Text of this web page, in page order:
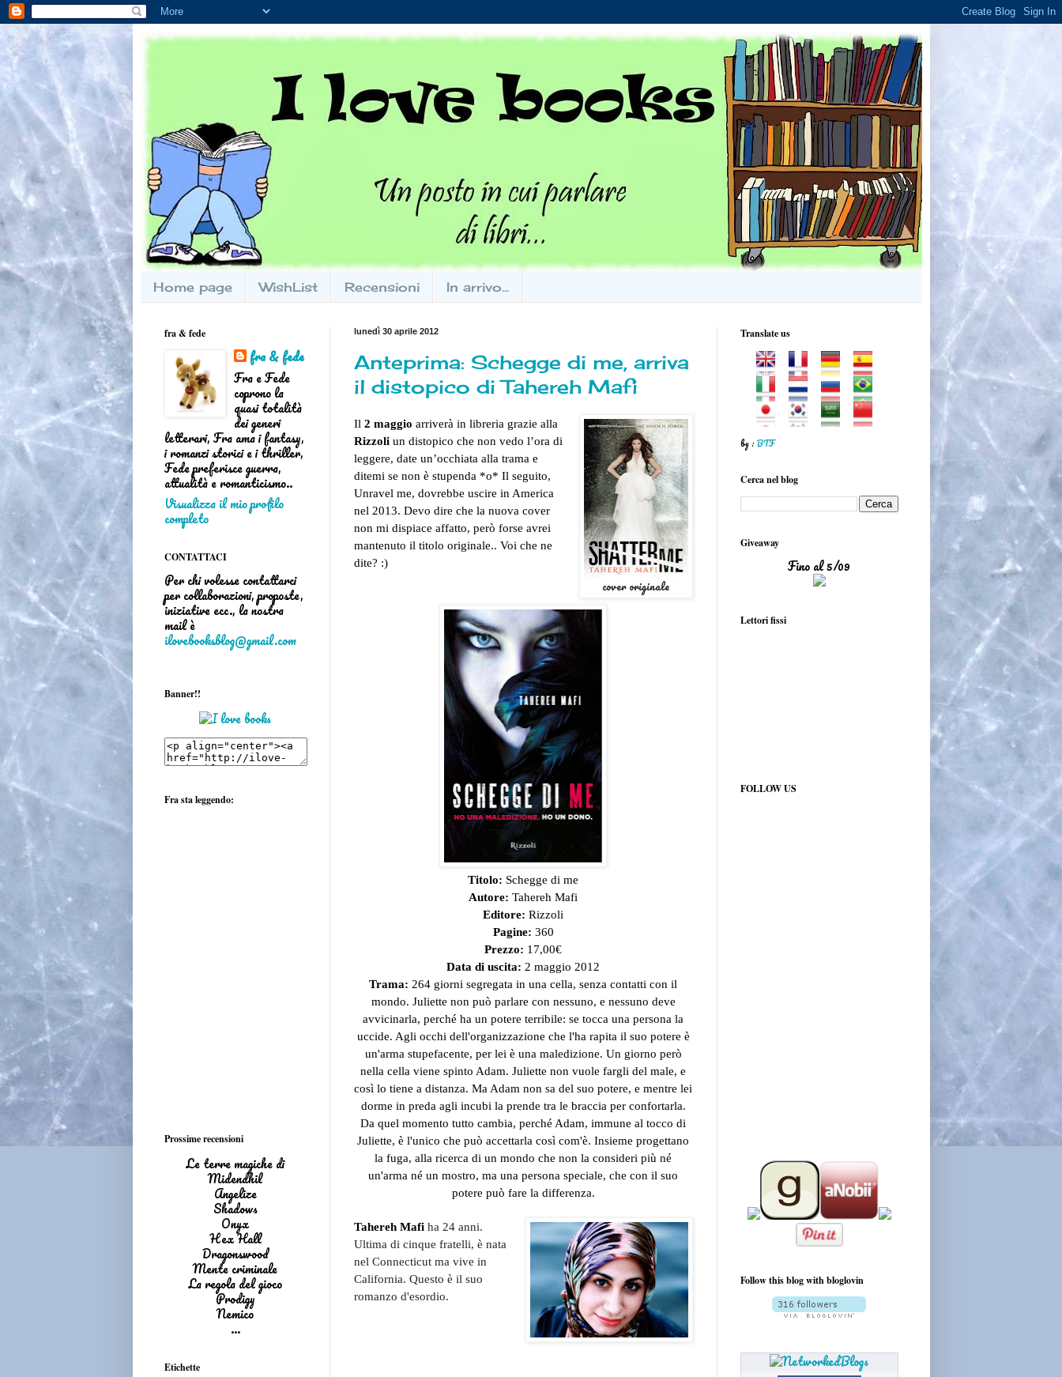
Home page WishList Recensioni In arrivo...
lunedì 30 aprile 2012
Anteprima: Schegge di me, arriva
il distopico di Tahereh Mafi
cover originale
Il 2 maggio arriverà in libreria grazie alla
Rizzoli un distopico che non vedo l’ora di
leggere, date un’occhiata alla trama e
ditemi se non è stupenda *o* Il seguito,
Unravel me, dovrebbe uscire in America
nel 2013. Devo dire che la nuova cover
non mi dispiace affatto, però forse avrei
mantenuto il titolo originale.. Voi che ne
dite? :)
Titolo: Schegge di me
Autore: Tahereh Mafi
Editore: Rizzoli
Pagine: 360
Prezzo: 17,00€
Data di uscita: 2 maggio 2012
Trama: 264 giorni segregata in una cella, senza contatti con il
mondo. Juliette non può parlare con nessuno, e nessuno deve
avvicinarla, perché ha un potere terribile: se tocca una persona la
uccide. Agli occhi dell'organizzazione che l'ha rapita il suo potere è
un'arma stupefacente, per lei è una maledizione. Un giorno però
nella cella viene spinto Adam. Juliette non vuole fargli del male, e
così lo tiene a distanza. Ma Adam non sa del suo potere, e mentre lei
dorme in preda agli incubi la prende tra le braccia per confortarla.
Da quel momento tutto cambia, perché Adam, immune al tocco di
Juliette, è l'unico che può accettarla così com'è. Insieme progettano
la fuga, alla ricerca di un mondo che non la consideri più né
un'arma né un mostro, ma una persona speciale, che con il suo
potere può fare la differenza.
Tahereh Mafi ha 24 anni.
Ultima di cinque fratelli, è nata
nel Connecticut ma vive in
California. Questo è il suo
romanzo d'esordio.
fra & fede
fra & fede
Fra e Fede
coprono la
quasi totalità
dei generi
letterari, Fra ama i fantasy,
i romanzi storici e i thriller,
Fede preferisce guerra,
attualità e romanticismo..
Visualizza il mio profilo
completo
CONTATTACI
Per chi volesse contattarci
per collaborazioni, proposte,
iniziative ecc., la nostra
mail è
ilovebooksblog@gmail.com
Banner!!
Fra sta leggendo:
Prossime recensioni
Le terre magiche di
Midendhil
Angelize
Shadows
Onyx
Hex Hall
Dragonswood
Mente criminale
La regola del gioco
Prodigy
Nemico
...
Etichette
Translate us
by :BTF
Cerca nel blog
Giveaway
Fino al 5/09
Lettori fissi
FOLLOW US
Follow this blog with bloglovin